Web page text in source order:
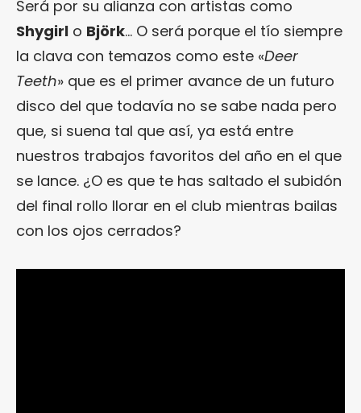
Será por su alianza con artistas como
Shygirl o Björk… O será porque el tío siempre
la clava con temazos como este «Deer
Teeth» que es el primer avance de un futuro
disco del que todavía no se sabe nada pero
que, si suena tal que así, ya está entre
nuestros trabajos favoritos del año en el que
se lance. ¿O es que te has saltado el subidón
del final rollo llorar en el club mientras bailas
con los ojos cerrados?